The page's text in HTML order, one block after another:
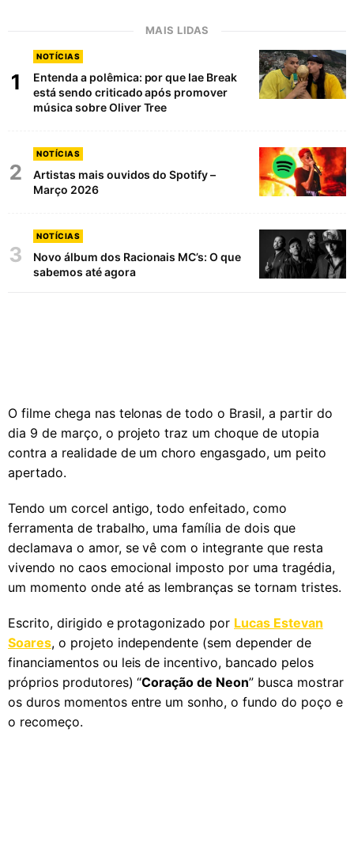
MAIS LIDAS
1
NOTÍCIAS
Entenda a polêmica: por que Iae Break
está sendo criticado após promover
música sobre Oliver Tree
2
NOTÍCIAS
Artistas mais ouvidos do Spotify –
Março 2026
3
NOTÍCIAS
Novo álbum dos Racionais MC’s: O que
sabemos até agora
O filme chega nas telonas de todo o Brasil, a partir do
dia 9 de março, o projeto traz um choque de utopia
contra a realidade de um choro engasgado, um peito
apertado.
Tendo um corcel antigo, todo enfeitado, como
ferramenta de trabalho, uma família de dois que
declamava o amor, se vê com o integrante que resta
vivendo no caos emocional imposto por uma tragédia,
um momento onde até as lembranças se tornam tristes.
Escrito, dirigido e protagonizado por Lucas Estevan
Soares, o projeto independente (sem depender de
financiamentos ou leis de incentivo, bancado pelos
próprios produtores) “Coração de Neon” busca mostrar
os duros momentos entre um sonho, o fundo do poço e
o recomeço.